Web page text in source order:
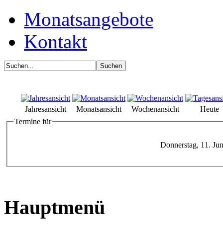
Monatsangebote
Kontakt
Jahresansicht Monatsansicht Wochenansicht
Heute
Termine für
Donnerstag, 11.
Hauptmenü